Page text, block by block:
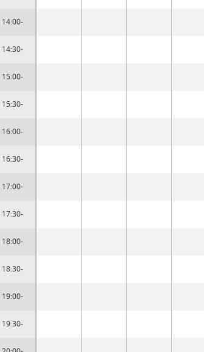
14:00-
14:30-
15:00-
15:30-
16:00-
16:30-
17:00-
17:30-
18:00-
18:30-
19:00-
19:30-